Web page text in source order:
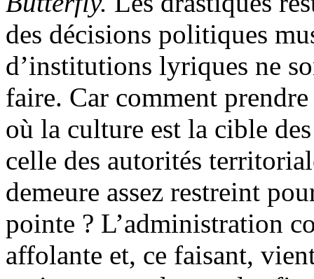
des décisions politiques
d’institutions lyriques ne
faire. Car comment
où la culture est la cible
celle des autorités
demeure assez restreint
pointe ? L’administration
affolante et, ce faisant,